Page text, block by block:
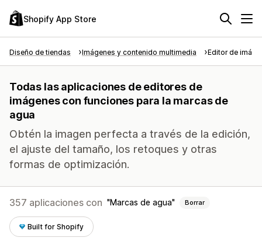
Shopify App Store
Diseño de tiendas Imágenes y contenido multimedia Editor de
Todas las aplicaciones de editores de
imágenes con funciones para la marcas de
agua
Obtén la imagen perfecta a través de la edición,
el ajuste del tamaño, los retoques y otras
formas de optimización.
357 aplicaciones con Marcas de agua Borrar
Built for Shopify